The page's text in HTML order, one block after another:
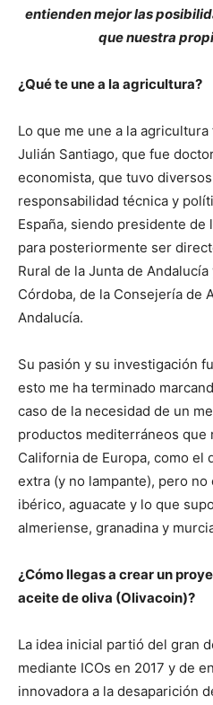
entienden mejor las
que nuestra
¿Qué te une a la agricultura?
Lo que me une a la
Julián Santiago, que fue
economista, que tuvo
responsabilidad técnica y
España, siendo presidente
para posteriormente ser
Rural de la Junta de
Córdoba, de la Consejería de
Andalucía.
Su pasión y su investigación
esto me ha terminado
caso de la necesidad de un
productos mediterráneos que
California de Europa, como el
extra (y no lampante), pero
ibérico, aguacate y lo que
almeriense, granadina y
¿Cómo llegas a crear un
aceite de oliva (Olivacoin)?
La idea inicial partió del gran
mediante ICOs en 2017 y de
innovadora a la desaparición